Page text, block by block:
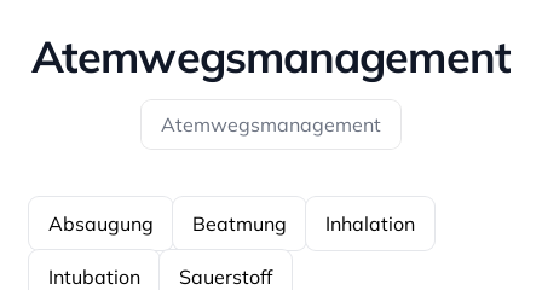
Atemwegsmanagement
Atemwegsmanagement
Absaugung Beatmung Inhalation
Intubation Sauerstoff